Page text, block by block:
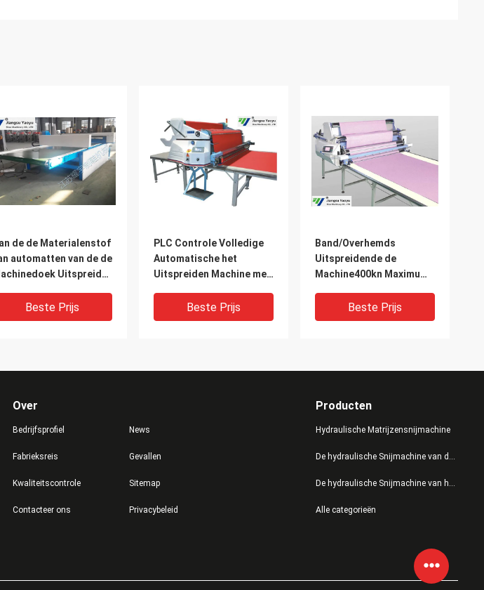
de de Materialenstof
automatten van de de
Uitspreidend
de
Beste Prijs
PLC Controle Volledige
Automatische het
Uitspreiden Machine met
screen/Servomotor
Beste Prijs
Band/Overhemds
Uitspreidende de
Machine400kn Maximum
Automatische Doek
Beste Prijs
automatische Textiel
40mm Scherp
Aangepaste het
Uitspreiden Materiaal
Over
Bedrijfsprofiel
Fabrieksreis
Kwaliteitscontrole
Contacteer ons
News
Gevallen
Sitemap
Privacybeleid
Producten
Hydraulische Matrijzensnijmachine
De hydraulische Snijmachine van de Persmatrijs
De hydraulische Snijmachine van het Schommelingswapen
Alle categorieën